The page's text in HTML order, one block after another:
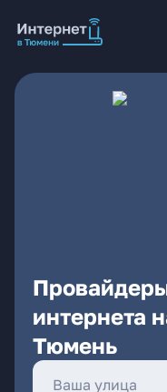
интернета
Тюмень